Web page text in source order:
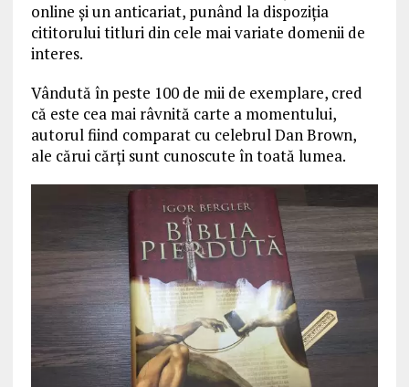
online şi un anticariat, punând la dispoziţia
cititorului titluri din cele mai variate domenii de
interes.
Vândută în peste 100 de mii de exemplare, cred
că este cea mai râvnită carte a momentului,
autorul fiind comparat cu celebrul Dan Brown,
ale cărui cărţi sunt cunoscute în toată lumea.